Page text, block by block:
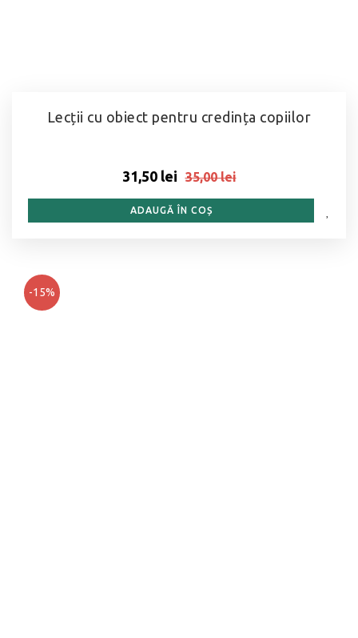
Lecții cu obiect pentru credința copiilor
31,50 lei 35,00 lei
ADAUGĂ ÎN COȘ
-15%